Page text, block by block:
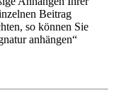
Beitrag
so können Sie
anhängen“